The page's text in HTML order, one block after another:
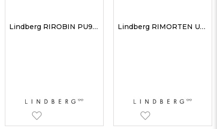
Lindberg RIROBIN PU9 51 Unisex Optik Gözlükler Lindberg RIMORTEN U9 48 Unisex Optik Gözlükler